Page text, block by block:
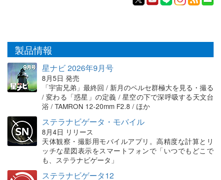
製品情報
星ナビ 2026年9月号
8月5日 発売
「宇宙兄弟」最終回 / 新月のペルセ群極大を見る・撮る
/ 変わる「惑星」の定義 / 星空の下で深呼吸する天文台
浴 / TAMRON 12-20mm F2.8 / ほか
ステラナビゲータ・モバイル
8月4日 リリース
天体観察・撮影用モバイルアプリ。高精度な計算とリ
ッチな星図表示をスマートフォンで「いつでもどこで
も、ステラナビゲータ」
ステラナビゲータ12